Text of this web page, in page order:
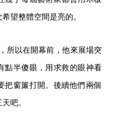
望整體空間是亮的。
所以在開幕前，他來展場突
點半傻眼，用求救的眼神看
把窗簾打開。後續他們兩個
吧。